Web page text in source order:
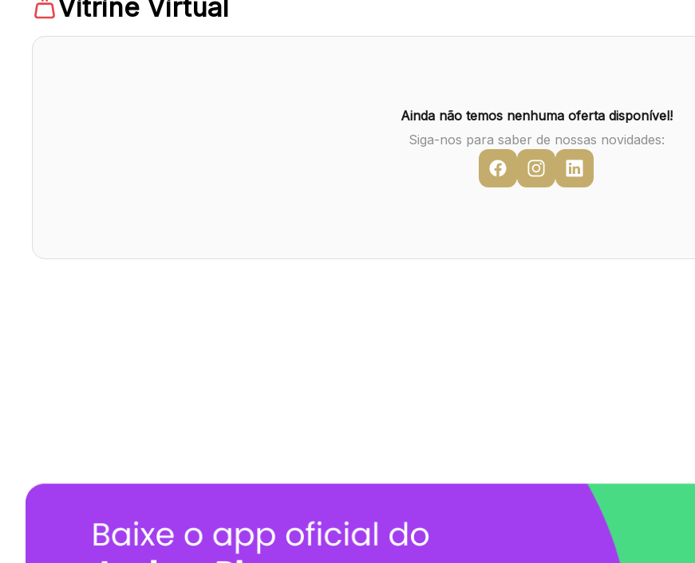
Vitrine Virtual
Ainda não temos nenhuma oferta disponível!
Siga-nos para saber de nossas novidades: